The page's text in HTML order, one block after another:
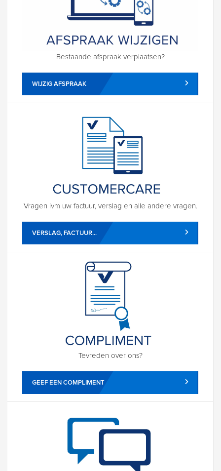
Bestaande afspraak verplaatsen?
WIJZIG AFSPRAAK
Vragen ivm uw factuur, verslag en alle andere vragen.
VERSLAG, FACTUUR...
Tevreden over ons?
GEEF EEN COMPLIMENT